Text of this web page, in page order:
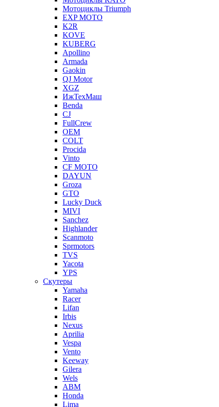
Мотоциклы Triumph
EXP MOTO
K2R
KOVE
KUBERG
Apollino
Armada
Gaokin
QJ Motor
XGZ
ИжТехМаш
Benda
CJ
FullCrew
OEM
COLT
Procida
Vinto
CF MOTO
DAYUN
Groza
GTO
Lucky Duck
MIVI
Sanchez
Highlander
Scanmoto
Sprmotors
TVS
Yacota
YPS
Скутеры
Yamaha
Racer
Lifan
Irbis
Nexus
Aprilia
Vespa
Vento
Keeway
Gilera
Wels
ABM
Honda
Lima